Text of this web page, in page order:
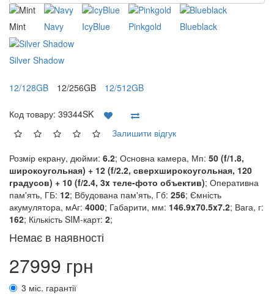
Mint Navy IcyBlue Pinkgold Blueblack
Silver Shadow
12/128GB 12/256GB 12/512GB
Код товару: 39344SK
Залишити відгук
Розмір екрану, дюйми: 6.2; Основна камера, Мп: 50 (f/1.8,
широкоугольная) + 12 (f/2.2, сверхширокоугольная, 120
градусов) + 10 (f/2.4, 3x теле-фото объектив); Оперативна
пам'ять, ГБ: 12; Вбудована пам'ять, Гб: 256; Ємність
акумулятора, мАг: 4000; Габарити, мм: 146.9x70.5x7.2; Вага, г:
162; Кількість SIM-карт: 2;
Немає в наявності
27999 грн
3 міс. гарантії